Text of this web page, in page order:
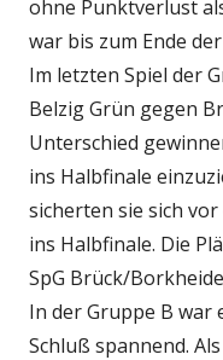
ohne Punktverlust
war bis zum Ende
Im letzten Spiel der
Belzig Grün gegen
Unterschied
ins Halbfinale
sicherten sie sich vor
ins Halbfinale. Die
SpG Brück/
In der Gruppe B war
Schluß spannend.